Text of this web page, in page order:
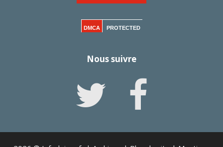
DMCA PROTECTED
Nous suivre